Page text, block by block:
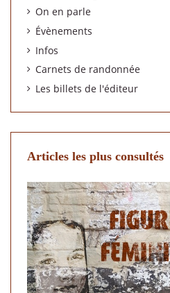
On en parle
Évènements
Infos
Carnets de randonnée
Les billets de l'éditeur
Articles les plus consultés